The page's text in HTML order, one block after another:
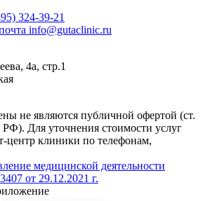
324-39-21
info@gutaclinic.ru
4а, стр.1
не являются публичной офертой (ст.
Для уточнения стоимости услуг
центр клиники по телефонам,
медицинской деятельности
от 29.12.2021 г.